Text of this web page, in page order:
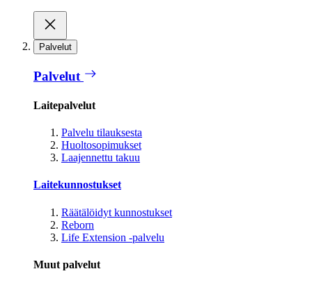
Palvelut
Palvelut
Laitepalvelut
Palvelu tilauksesta
Huoltosopimukset
Laajennettu takuu
Laitekunnostukset
Räätälöidyt kunnostukset
Reborn
Life Extension -palvelu
Muut palvelut